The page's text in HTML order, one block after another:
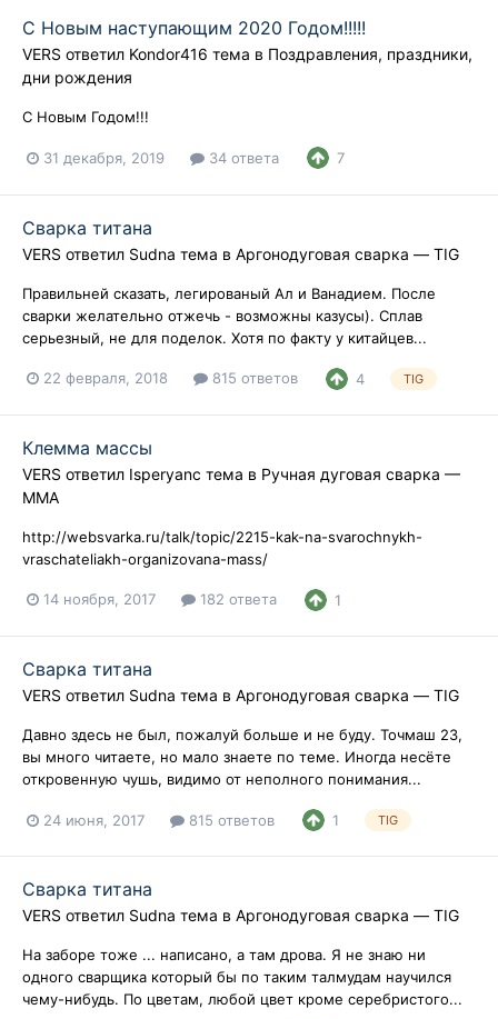
С Новым наступающим 2020 Годом!!!!!
VERS ответил Kondor416 тема в Поздравления, праздники,
дни рождения
С Новым Годом!!!
31 декабря, 2019 34 ответа 7
Сварка титана
VERS ответил Sudna тема в Аргонодуговая сварка — TIG
Правильней сказать, легированый Ал и Ванадием. После
сварки желательно отжечь - возможны казусы). Сплав
серьезный, не для поделок. Хотя по факту у китайцев...
22 февраля, 2018 815 ответов 4 TIG
Клемма массы
VERS ответил Isperyanc тема в Ручная дуговая сварка —
ММA
http://websvarka.ru/talk/topic/2215-kak-na-svarochnykh-
vraschateliakh-organizovana-mass/
14 ноября, 2017 182 ответа 1
Сварка титана
VERS ответил Sudna тема в Аргонодуговая сварка — TIG
Давно здесь не был, пожалуй больше и не буду. Точмаш 23,
вы много читаете, но мало знаете по теме. Иногда несёте
откровенную чушь, видимо от неполного понимания...
24 июня, 2017 815 ответов 1 TIG
Сварка титана
VERS ответил Sudna тема в Аргонодуговая сварка — TIG
На заборе тоже ... написано, а там дрова. Я не знаю ни
одного сварщика который бы по таким талмудам научился
чему-нибудь. По цветам, любой цвет кроме серебристого...